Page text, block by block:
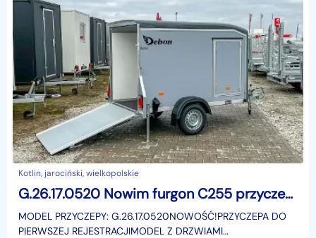
Kotlin, jarociński, wielkopolskie
G.26.17.0520 Nowim furgon C255 przyczepa kontenerowa kontener niehamowana lekka uniwersalny Debon
MODEL PRZYCZEPY: G.26.17.0520NOWOŚĆ!PRZYCZEPA DO
PIERWSZEJ REJESTRACJIMODEL Z DRZWIAMI